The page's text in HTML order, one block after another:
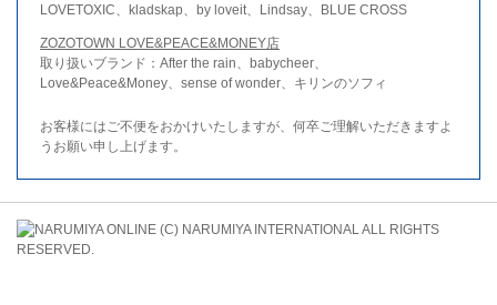
LOVETOXIC、kladskap、by loveit、Lindsay、BLUE CROSS
ZOZOTOWN LOVE&PEACE&MONEY店
取り扱いブランド：After the rain、babycheer、
Love&Peace&Money、sense of wonder、キリンのソフィ
お客様にはご不便をおかけいたしますが、何卒ご理解いただきますよ
うお願い申し上げます。